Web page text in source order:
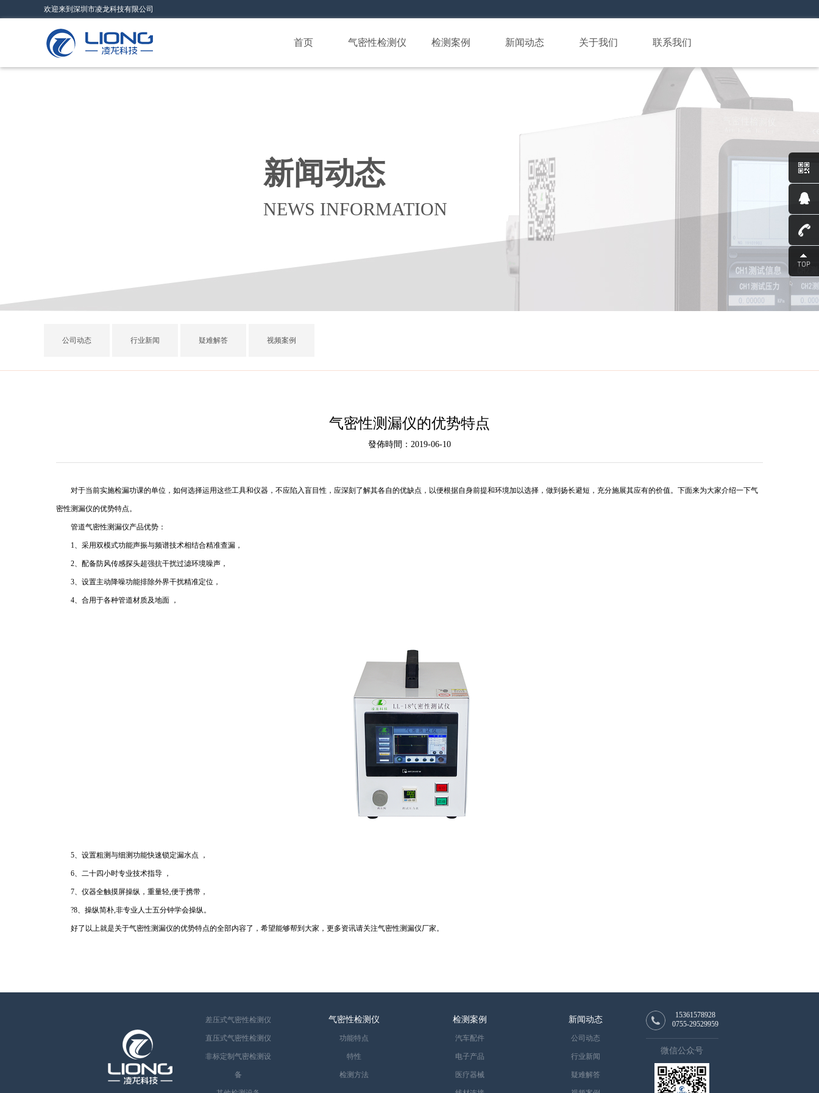
欢迎来到深圳市凌龙科技有限公司
首页 气密性检测仪 检测案例 新闻动态 关于我们 联系我们
新闻动态
NEWS INFORMATION
公司动态 行业新闻 疑难解答 视频案例
气密性测漏仪的优势特点
發佈時間：2019-06-10
对于当前实施检漏功课的单位，如何选择运用这些工具和仪器，不应陷入盲目性，应深刻了解其各自的优缺点，以便根据自身前提和环境加以选择，做到扬长避短，充分施展其应有的价值。下面来为大家介绍一下气
密性测漏仪的优势特点。
管道气密性测漏仪产品优势：
1、采用双模式功能声振与频谱技术相结合精准查漏，
2、配备防风传感探头超强抗干扰过滤环境噪声，
3、设置主动降噪功能排除外界干扰精准定位，
4、合用于各种管道材质及地面 ，
5、设置粗测与细测功能快速锁定漏水点 ，
6、二十四小时专业技术指导 ，
7、仪器全触摸屏操纵，重量轻,便于携带，
?8、操纵简朴,非专业人士五分钟学会操纵。
好了以上就是关于气密性测漏仪的优势特点的全部内容了，希望能够帮到大家，更多资讯请关注气密性测漏仪厂家。
差压式气密性检测仪
直压式气密性检测仪
非标定制气密检测设
备
气密性检测仪
功能特点
特性
检测方法
检测案例
汽车配件
电子产品
医疗器械
新闻动态
公司动态
行业新闻
疑难解答
15361578928
0755-29529959
微信公众号